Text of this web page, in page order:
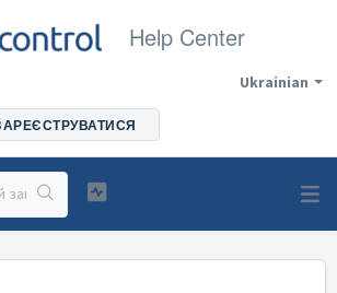
Help Center
Ukrainian